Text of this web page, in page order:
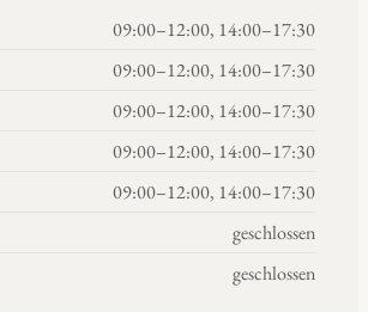
09:00–12:00, 14:00–17:30
09:00–12:00, 14:00–17:30
09:00–12:00, 14:00–17:30
09:00–12:00, 14:00–17:30
09:00–12:00, 14:00–17:30
geschlossen
geschlossen